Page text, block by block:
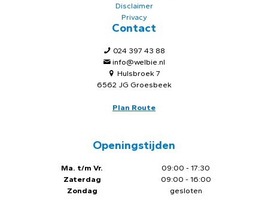
Disclaimer
Privacy
Contact
024 397 43 88
info@welbie.nl
Hulsbroek 7
6562 JG Groesbeek
Plan Route
Openingstijden
Ma. t/m Vr.
Zaterdag
Zondag
09:00 - 17:30
09:00 - 16:00
gesloten